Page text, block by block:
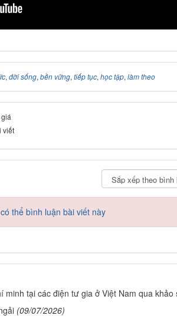
, đời sống, bền vững, tiếp tục, học tập, làm theo
viết
thể bình luận bài viết này
minh tại các điện tư gia ở Việt Nam qua
(09/07/2026)